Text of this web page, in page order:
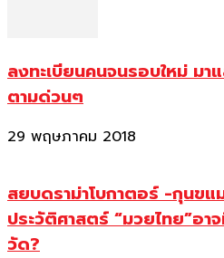
ลงทะเบียนคนจนรอบใหม่ มา
ตามด่วนๆ
29 พฤษภาคม 2018
สยบดราม่าโบกาตอร์ -กุนขแ
ประวัติศาสตร์ “มวยไทย”อ
วัด?